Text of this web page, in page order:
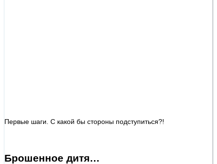
Первые шаги. С какой бы стороны подступиться?!
Брошенное дитя…